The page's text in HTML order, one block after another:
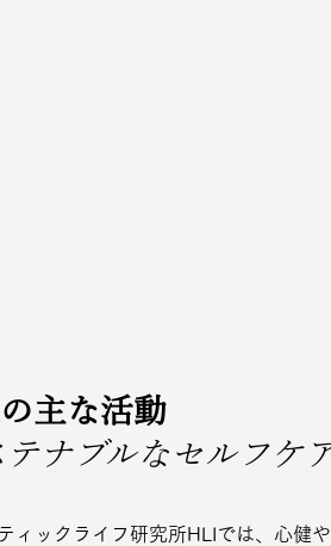
主な活動
テナブルなセルフケ
ィックライフ研究所HLIでは、心健